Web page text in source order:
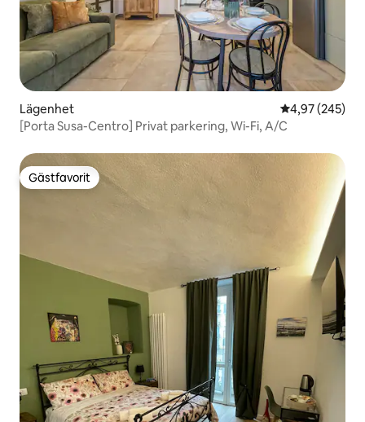
Lägenhet 4,97 av 5 i
4,97 (245)
[Porta Susa-Centro] Privat parkering, Wi-Fi, A/C
Gästfavorit
Gästfavorit